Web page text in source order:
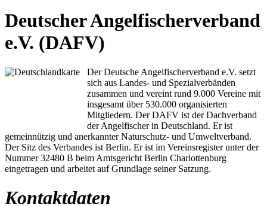
Deutscher Angelfischerverband
e.V. (DAFV)
Der Deutsche Angelfischerverband e.V. setzt
sich aus Landes- und Spezialverbänden
zusammen und vereint rund 9.000 Vereine mit
insgesamt über 530.000 organisierten
Mitgliedern. Der DAFV ist der Dachverband
der Angelfischer in Deutschland. Er ist
gemeinnützig und anerkannter Naturschutz- und Umweltverband.
Der Sitz des Verbandes ist Berlin. Er ist im Vereinsregister unter der
Nummer 32480 B beim Amtsgericht Berlin Charlottenburg
eingetragen und arbeitet auf Grundlage seiner Satzung.
Kontaktdaten